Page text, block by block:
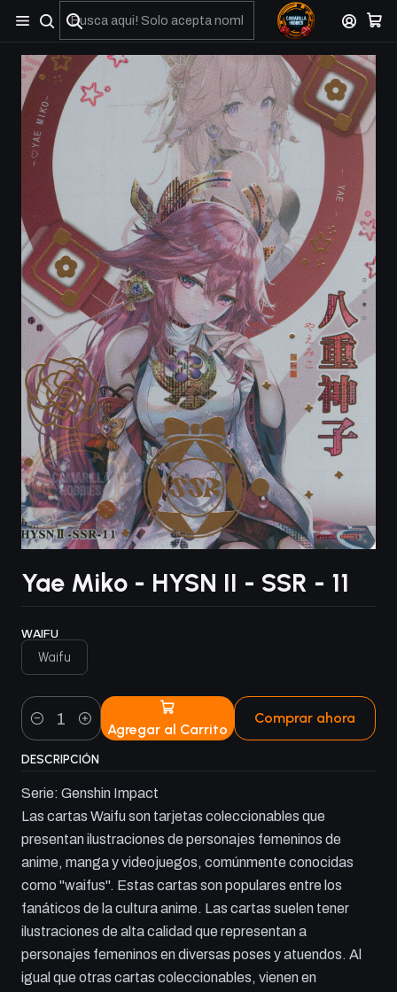
No olviden reportar sus depositos y transferencias por Whatsapp
Yae Miko - HYSN II - SSR - 11
WAIFU
Waifu
Cantidad Agregar al Carrito
Comprar ahora
DESCRIPCIÓN
Serie: Genshin Impact
Las cartas Waifu son tarjetas coleccionables que
presentan ilustraciones de personajes femeninos de
anime, manga y videojuegos, comúnmente conocidas
como "waifus". Estas cartas son populares entre los
fanáticos de la cultura anime. Las cartas suelen tener
ilustraciones de alta calidad que representan a
personajes femeninos en diversas poses y atuendos. Al
igual que otras cartas coleccionables, vienen en